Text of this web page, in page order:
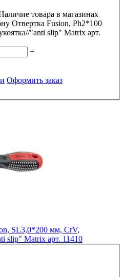
товара в магазинах
Отвертка Fusion, Ph2*100
"anti slip" Matrix арт.
+
Оформить заказ
SL3,0*200 мм, CrV,
slip" Matrix арт. 11410